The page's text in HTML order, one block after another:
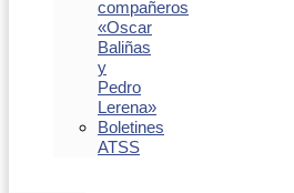
compañeros
«Oscar
Baliñas
y
Pedro
Lerena»
Boletines
ATSS